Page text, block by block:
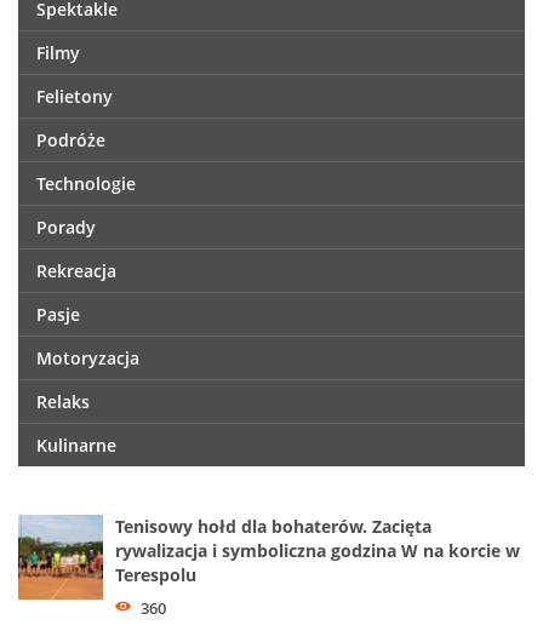
Spektakle
Filmy
Felietony
Podróże
Technologie
Porady
Rekreacja
Pasje
Motoryzacja
Relaks
Kulinarne
Tenisowy hołd dla bohaterów. Zacięta
rywalizacja i symboliczna godzina W na korcie w
Terespolu
360